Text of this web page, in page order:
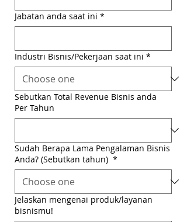
Jabatan anda saat ini *
Industri Bisnis/Pekerjaan saat ini *
Sebutkan Total Revenue Bisnis anda
Per Tahun
Sudah Berapa Lama Pengalaman Bisnis
Anda? (Sebutkan tahun) *
Jelaskan mengenai produk/layanan
bisnismu!